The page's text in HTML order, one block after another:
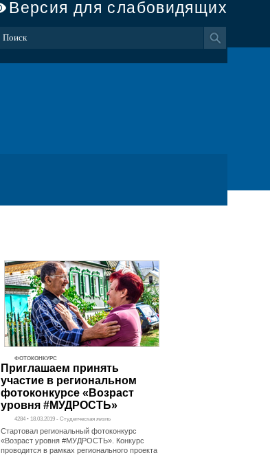
Версия для слабовидящих
ФОТОКОНКУРС
Приглашаем принять
участие в региональном
фотоконкурсе «Возраст
уровня #МУДРОСТЬ»
4284 • 18.03.2019 - Студенческая жизнь
Стартовал региональный фотоконкурс
«Возраст уровня #МУДРОСТЬ». Конкурс
проводится в рамках регионального проекта